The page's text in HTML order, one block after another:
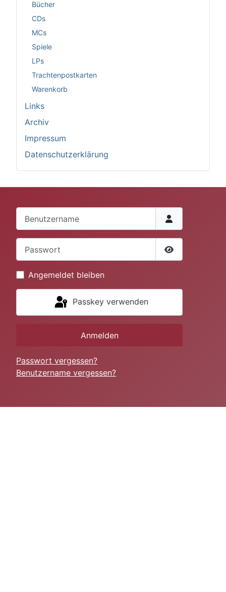
Bücher
CDs
MCs
Spiele
LPs
Trachtenpostkarten
Warenkorb
Links
Archiv
Impressum
Datenschutzerklärung
Passwort
Angemeldet bleiben
Passkey verwenden
Anmelden
Passwort vergessen?
Benutzername vergessen?